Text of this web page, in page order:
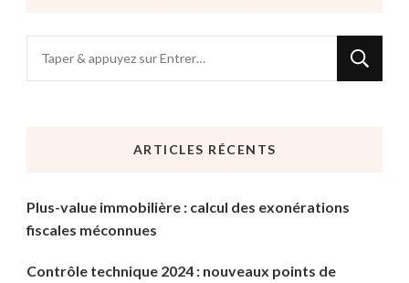
recherchiez
ARTICLES RÉCENTS
Plus-value immobilière : calcul des exonérations
fiscales méconnues
Contrôle technique 2024 : nouveaux points de